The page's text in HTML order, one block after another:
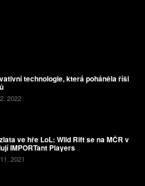
technologie, která poháněla říši
2022
ve hře LoL: Wild Rift se na MČR v
IMPORTant Players
2021